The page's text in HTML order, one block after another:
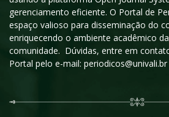
gerenciamento eficiente. O Portal de
espaço valioso para disseminação do
enriquecendo o ambiente acadêmico
comunidade. Dúvidas, entre em
Portal pelo e-mail: periodicos@univali.br